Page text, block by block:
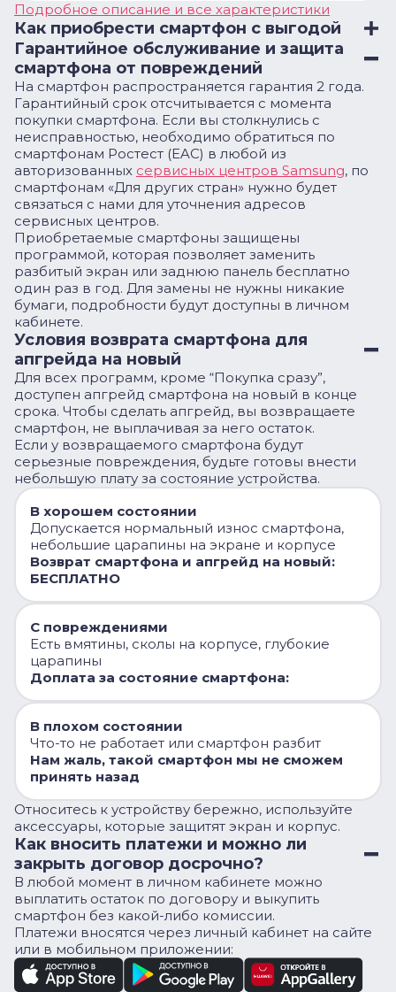
Подробное описание и все характеристики
Как приобрести смартфон с выгодой
Гарантийное обслуживание и защита
смартфона от повреждений
На смартфон распространяется гарантия 2 года.
Гарантийный срок отсчитывается с момента
покупки смартфона. Если вы столкнулись с
неисправностью, необходимо обратиться по
смартфонам Ростест (EAC) в любой из
авторизованных сервисных центров Samsung, по
смартфонам «Для других стран» нужно будет
связаться с нами для уточнения адресов
сервисных центров.
Приобретаемые смартфоны защищены
программой, которая позволяет заменить
разбитый экран или заднюю панель бесплатно
один раз в год. Для замены не нужны никакие
бумаги, подробности будут доступны в личном
кабинете.
Условия возврата смартфона для
апгрейда на новый
Для всех программ, кроме “Покупка сразу”,
доступен апгрейд смартфона на новый в конце
срока. Чтобы сделать апгрейд, вы возвращаете
смартфон, не выплачивая за него остаток.
Если у возвращаемого смартфона будут
серьезные повреждения, будьте готовы внести
небольшую плату за состояние устройства.
В хорошем состоянии
Допускается нормальный износ смартфона,
небольшие царапины на экране и корпусе
Возврат смартфона и апгрейд на новый:
БЕСПЛАТНО
С повреждениями
Есть вмятины, сколы на корпусе, глубокие
царапины
Доплата за состояние смартфона:
В плохом состоянии
Что-то не работает или смартфон разбит
Нам жаль, такой смартфон мы не сможем
принять назад
Относитесь к устройству бережно, используйте
аксессуары, которые защитят экран и корпус.
Как вносить платежи и можно ли
закрыть договор досрочно?
В любой момент в личном кабинете можно
выплатить остаток по договору и выкупить
смартфон без какой-либо комиссии.
Платежи вносятся через личный кабинет на сайте
или в мобильном приложении: